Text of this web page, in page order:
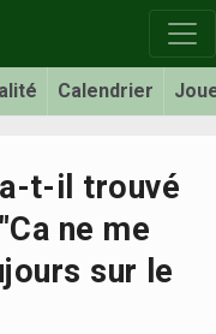
Calendrier
t-il trouvé
ne me
sur le